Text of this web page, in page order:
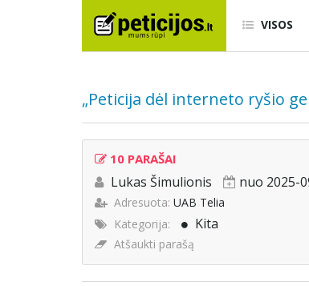
VISOS
„Peticija dėl interneto ryšio
10 PARAŠAI
Lukas Šimulionis nuo 2025-
Adresuota: UAB Telia
Kategorija:
Kita
Atšaukti parašą